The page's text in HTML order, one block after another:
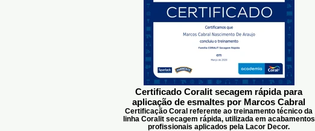
Certificado Coralit secagem rápida para
aplicação de esmaltes por Marcos Cabral
Certificação Coral referente ao treinamento técnico da
linha Coralit secagem rápida, utilizada em acabamentos
profissionais aplicados pela Lacor Decor.